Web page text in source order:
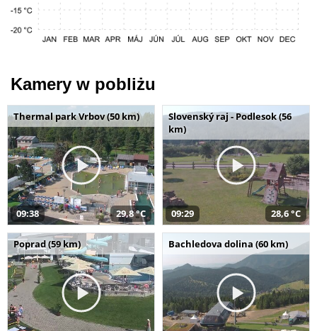
Kamery w pobliżu
Thermal park Vrbov (50 km)
09:38 29,8 °C
Slovenský raj - Podlesok (56
km)
09:29 28,6 °C
Poprad (59 km) Bachledova dolina (60 km)